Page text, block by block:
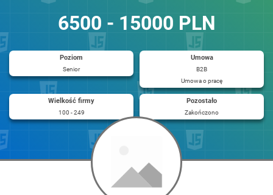
6500 - 15000 PLN
Poziom
Senior
Umowa
B2B
Umowa o pracę
Wielkość firmy
100 - 249
Pozostało
Zakończono